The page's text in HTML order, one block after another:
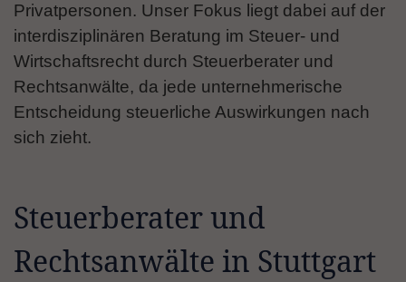
Privatpersonen. Unser Fokus liegt dabei auf der
interdisziplinären Beratung im Steuer- und
Wirtschaftsrecht durch Steuerberater und
Rechtsanwälte, da jede unternehmerische
Entscheidung steuerliche Auswirkungen nach
sich zieht.
Steuerberater und
Rechtsanwälte in Stuttgart